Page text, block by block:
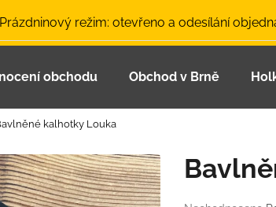
režim: otevřeno a odesílání
obchodu Obchod v Brně
kalhotky Louka
Co potřebujete najít?